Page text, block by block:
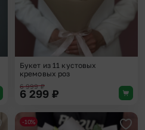
Букет из 11 кустовых
кремовых роз
6 999₽
6 299 ₽
-10%